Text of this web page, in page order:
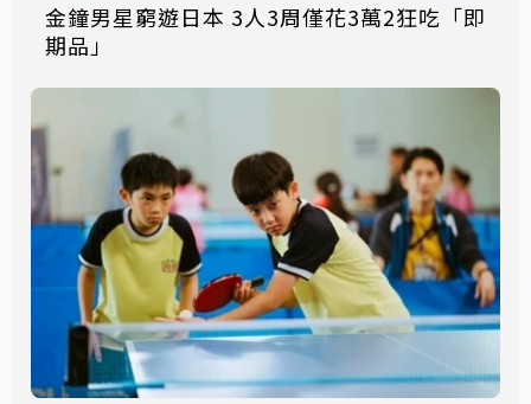
金鐘男星窮遊日本 3人3周僅花3萬2狂吃「即
期品」